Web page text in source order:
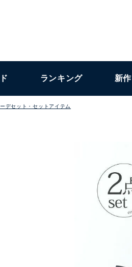
ランキング 新作
デセット・セットアイテム